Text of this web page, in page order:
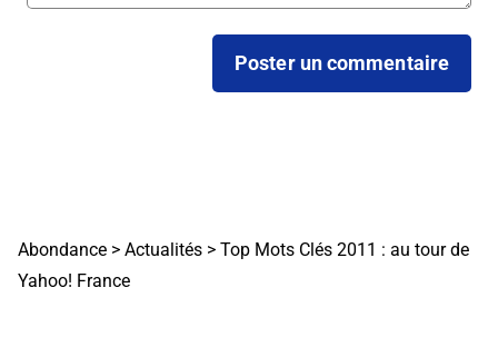
Abondance > Actualités > Top Mots Clés 2011 : au tour de
Yahoo! France